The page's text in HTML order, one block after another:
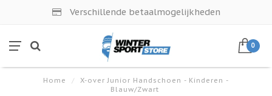
Verschillende betaalmogelijkheden
0
Home /
X-over Junior Handschoen - Kinderen -
Blauw/Zwart